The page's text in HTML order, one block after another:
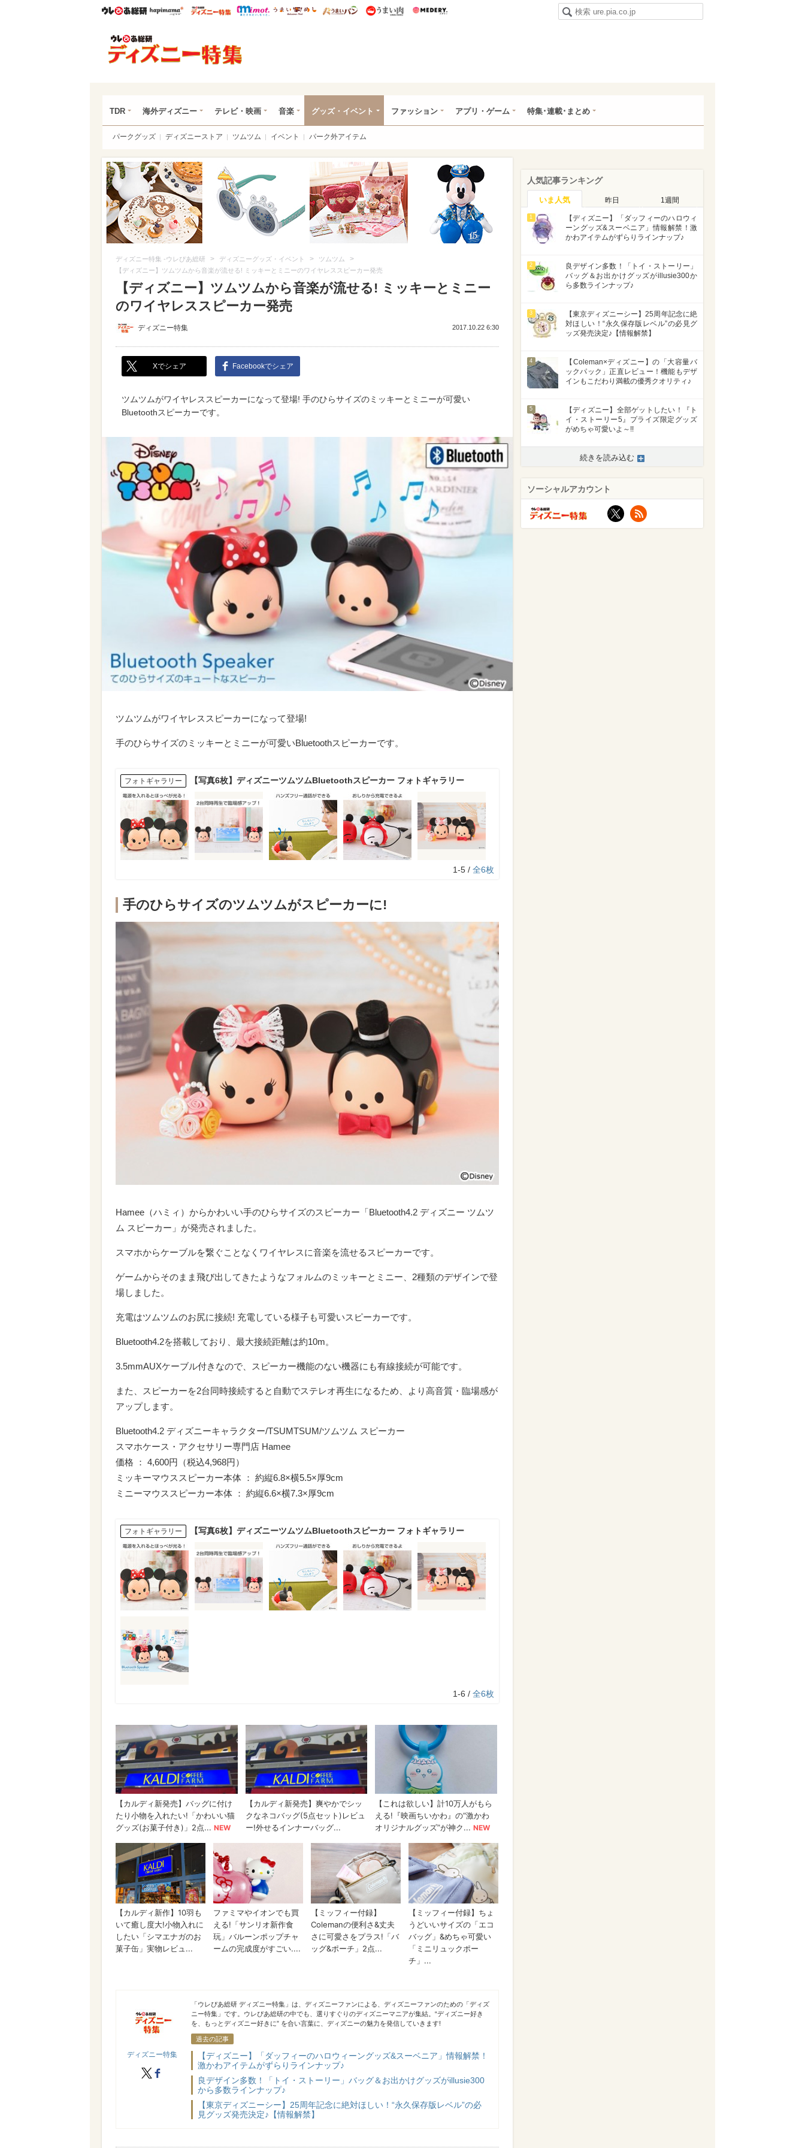
ウレぴあ総研ハピママ* ウレぴあ総研 ディズニー特集
mimot. うまいめし うまいパン うまい肉
TDR 海外ディズニー テレビ・映画 音楽 グッズ・イベント ファッション アプリ・ゲーム 特集･連載･まとめ
パークグッズ ディズニーストア ツムツム イベント パーク外アイテム
ディズニー特集 -ウレぴあ総研 > ディズニーグッズ・イベント > ツムツム >
【ディズニー】ツムツムから音楽が流せる! ミッキーとミニーのワイヤレススピーカー発売
【ディズニー】ツムツムから音楽が流せる! ミッキーとミニー
のワイヤレススピーカー発売
ディズニー特集 2017.10.22 6:30
Xでシェア Facebookでシェア
ツムツムがワイヤレススピーカーになって登場! 手のひらサイズのミッキーとミニーが可愛い
Bluetoothスピーカーです。
ツムツムがワイヤレススピーカーになって登場!
手のひらサイズのミッキーとミニーが可愛いBluetoothスピーカーです。
フォトギャラリー 【写真6枚】ディズニーツムツムBluetoothスピーカー フォトギャラリー
1-5 / 全6枚
手のひらサイズのツムツムがスピーカーに!
Hamee（ハミィ）からかわいい手のひらサイズのスピーカー「Bluetooth4.2 ディズニー ツムツ
ム スピーカー」が発売されました。
スマホからケーブルを繋ぐことなくワイヤレスに音楽を流せるスピーカーです。
ゲームからそのまま飛び出してきたようなフォルムのミッキーとミニー、2種類のデザインで登
場しました。
充電はツムツムのお尻に接続! 充電している様子も可愛いスピーカーです。
Bluetooth4.2を搭載しており、最大接続距離は約10m。
3.5mmAUXケーブル付きなので、スピーカー機能のない機器にも有線接続が可能です。
また、スピーカーを2台同時接続すると自動でステレオ再生になるため、より高音質・臨場感が
アップします。
Bluetooth4.2 ディズニーキャラクター/TSUMTSUM/ツムツム スピーカー
スマホケース・アクセサリー専門店 Hamee
価格 ： 4,600円（税込4,968円）
ミッキーマウススピーカー本体 ： 約縦6.8×横5.5×厚9cm
ミニーマウススピーカー本体 ： 約縦6.6×横7.3×厚9cm
フォトギャラリー 【写真6枚】ディズニーツムツムBluetoothスピーカー フォトギャラリー
1-6 / 全6枚
ディズニー特集
ディズニー特集
X facebook
「ウレぴあ総研 ディズニー特集」は、ディズニーファンによる、ディズニーファンのための「ディズ
ニー特集」です。ウレぴあ総研の中でも、選りすぐりのディズニーマニアが集結。“ディズニー好き
を、もっとディズニー好きに” を合い言葉に、ディズニーの魅力を発信していきます!
過去の記事
【ディズニー】「ダッフィーのハロウィーングッズ&スーベニア」情報解禁！
激かわアイテムがずらりラインナップ♪
良デザイン多数！「トイ・ストーリー」バッグ＆お出かけグッズがillusie300
から多数ラインナップ♪
【東京ディズニーシー】25周年記念に絶対ほしい！“永久保存版レベル”の必
見グッズ発売決定♪【情報解禁】
人気記事ランキング
いま人気 昨日 1週間
1
【ディズニー】「ダッフィーのハロウィ
ーングッズ&スーベニア」情報解禁！激
かわアイテムがずらりラインナップ♪
2
良デザイン多数！「トイ・ストーリー」
バッグ＆お出かけグッズがillusie300か
ら多数ラインナップ♪
3
【東京ディズニーシー】25周年記念に絶
対ほしい！“永久保存版レベル”の必見グ
ッズ発売決定♪【情報解禁】
4
【Coleman×ディズニー】の「大容量バ
ックパック」正直レビュー！機能もデザ
インもこだわり満載の優秀クオリティ♪
5
【ディズニー】全部ゲットしたい！『ト
イ・ストーリー5』プライズ限定グッズ
がめちゃ可愛いよ～!!
続きを読み込む
ソーシャルアカウント
X